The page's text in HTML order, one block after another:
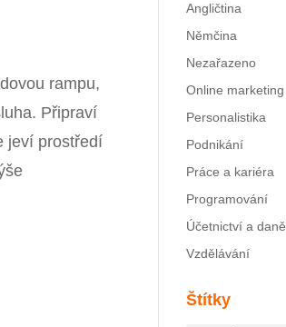
rampu,
Připraví
jeví prostředí
Angličtina
Němčina
Nezařazeno
Online marketing
Personalistika
Podnikání
Práce a kariéra
Programování
Účetnictví a daně
Vzdělávání
Štítky